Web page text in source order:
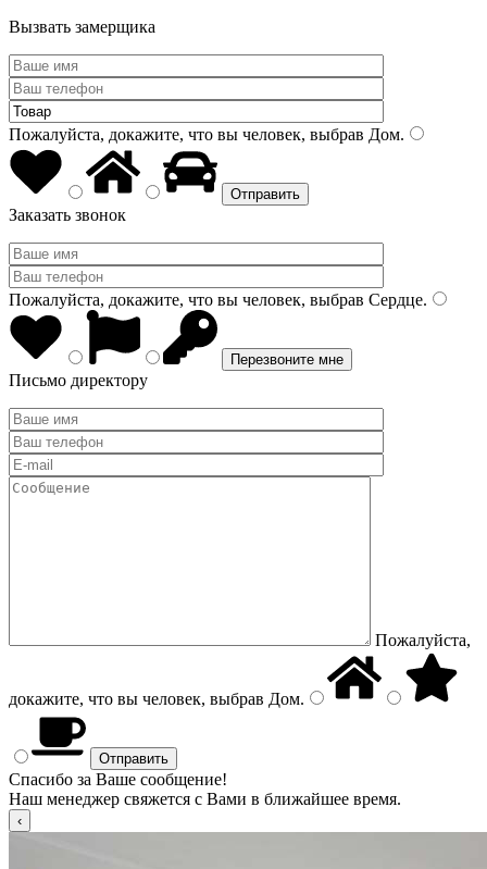
Вызвать замерщика
Пожалуйста, докажите, что вы человек, выбрав Дом.
Заказать звонок
Пожалуйста, докажите, что вы человек, выбрав Сердце.
Письмо директору
Пожалуйста,
докажите, что вы человек, выбрав Дом.
Спасибо за Ваше сообщение!
Наш менеджер свяжется с Вами в ближайшее время.